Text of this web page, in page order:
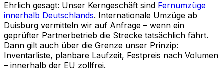
Ehrlich gesagt: Unser Kerngeschäft sind Fernumzüge
innerhalb Deutschlands. Internationale Umzüge ab
Duisburg vermitteln wir auf Anfrage – wenn ein
geprüfter Partnerbetrieb die Strecke tatsächlich fährt.
Dann gilt auch über die Grenze unser Prinzip:
Inventarliste, planbare Laufzeit, Festpreis nach Volumen
– innerhalb der EU zollfrei.